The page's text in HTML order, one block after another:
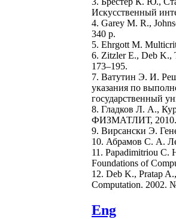
Искусственный
4. Garey M. R.,
340 p.
5. Ehrgott M.
6. Zitzler E., Deb K.,
173–195.
7. Ватутин Э. И.
указания по
государственный
8. Гладков Л. А.,
ФИЗМАТЛИТ, 2010.
9. Вирсански Э.
10. Абрамов С. А.
11. Papadimitriou C.
Foundations of
12. Deb K., Pratap
Computation. 2002.
Eng